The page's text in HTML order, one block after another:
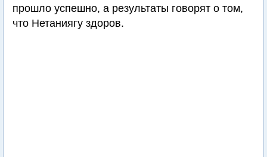
прошло успешно, а результаты говорят о том,
что Нетаниягу здоров.